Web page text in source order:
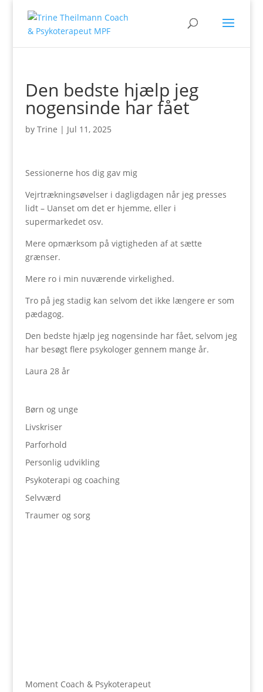
Den bedste hjælp jeg
nogensinde har fået
by Trine | Jul 11, 2025
Sessionerne hos dig gav mig
Vejrtrækningsøvelser i dagligdagen når jeg presses
lidt – Uanset om det er hjemme, eller i
supermarkedet osv.
Mere opmærksom på vigtigheden af at sætte
grænser.
Mere ro i min nuværende virkelighed.
Tro på jeg stadig kan selvom det ikke længere er som
pædagog.
Den bedste hjælp jeg nogensinde har fået, selvom jeg
har besøgt flere psykologer gennem mange år.
Laura 28 år
Børn og unge
Livskriser
Parforhold
Personlig udvikling
Psykoterapi og coaching
Selvværd
Traumer og sorg
Moment Coach & Psykoterapeut